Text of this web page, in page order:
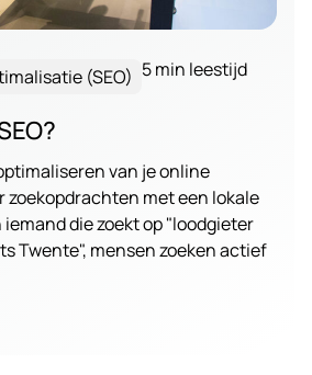
(SEO) 5 min leestijd
van je online
zoekopdrachten met een lokale
die zoekt op "loodgieter
Twente", mensen zoeken actief